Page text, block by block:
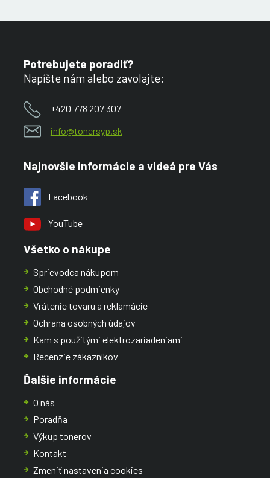
Potrebujete poradiť?
Napíšte nám alebo zavolajte:
+420 778 207 307
info@tonersyp.sk
Najnovšie informácie a videá pre Vás
Facebook
YouTube
Všetko o nákupe
Sprievodca nákupom
Obchodné podmienky
Vrátenie tovaru a reklamácie
Ochrana osobných údajov
Kam s použitými elektrozariadeniami
Recenzie zákazníkov
Ďalšie informácie
O nás
Poradňa
Výkup tonerov
Kontakt
Zmeniť nastavenia cookies